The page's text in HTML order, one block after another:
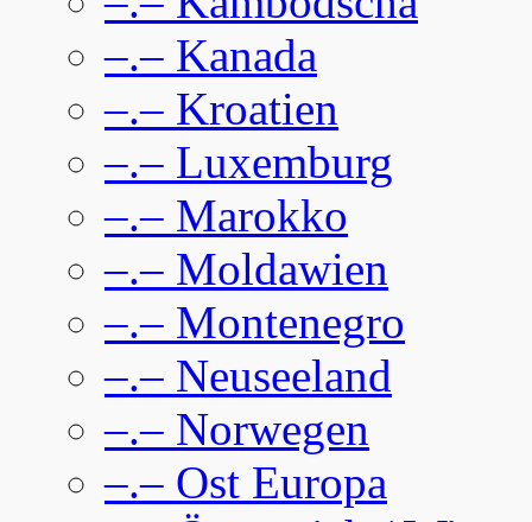
–.– Kanada
–.– Kroatien
–.– Luxemburg
–.– Marokko
–.– Moldawien
–.– Montenegro
–.– Neuseeland
–.– Norwegen
–.– Ost Europa